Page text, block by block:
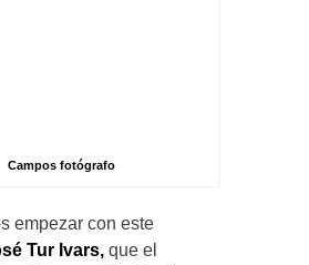
Campos fotógrafo
empezar con este
Tur Ivars, que el